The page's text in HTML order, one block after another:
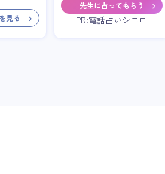
見る
先生に占ってもらう
PR:電話占いシエロ